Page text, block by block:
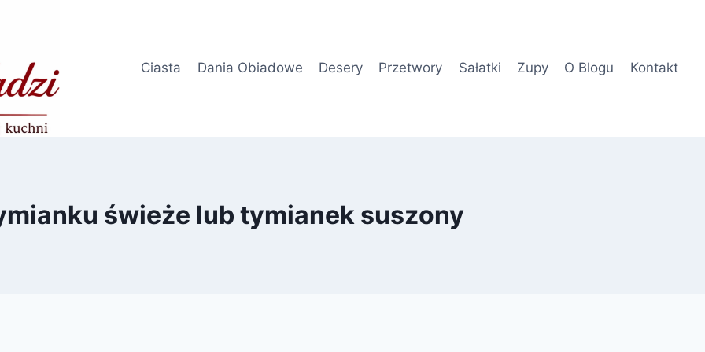
Ciasta
Dania Obiadowe Desery Przetwory Sałatki Zupy O Blogu Kontakt
świeże lub tymianek suszony